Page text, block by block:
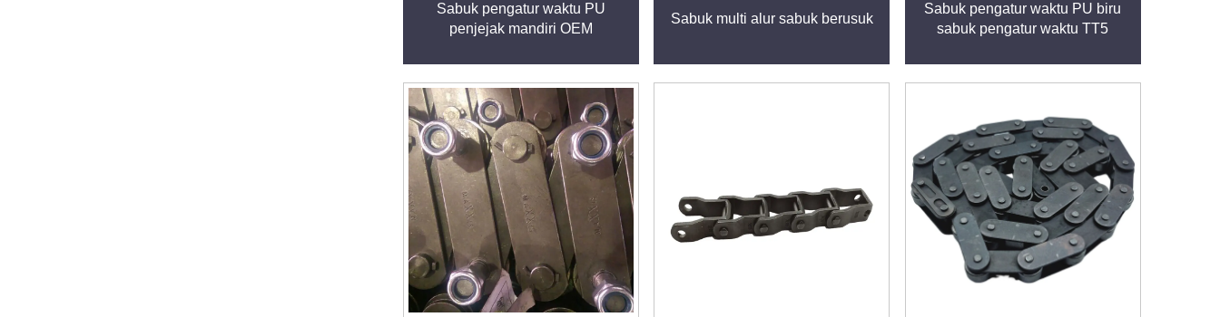
Sabuk pengatur waktu PU
penjejak mandiri OEM
Sabuk multi alur sabuk berusuk
Sabuk pengatur waktu PU biru
sabuk pengatur waktu TT5